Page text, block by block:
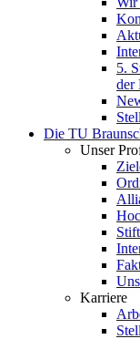
5.
der
Die TU
Unser
Karriere